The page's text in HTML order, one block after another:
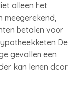
alleen het
meegerekend,
betalen voor
De
gevallen een
kan lenen door